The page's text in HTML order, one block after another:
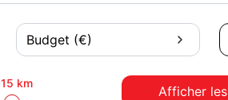
Budget (€)
15 km
Afficher les